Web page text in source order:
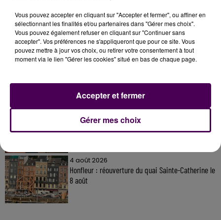
À LA UNE
31 juillet 2026
11 juillet 2026
Inscrivez-vous au casting The Voice & The Voice
Kids !
4 août 2026
Honfleur : réouverture du quai Sainte-Catherine le
8 août
Vous pouvez accepter en cliquant sur "Accepter et fermer", ou affiner en
sélectionnant les finalités et/ou partenaires dans "Gérer mes choix".
Vous pouvez également refuser en cliquant sur "Continuer sans
accepter". Vos préférences ne s'appliqueront que pour ce site. Vous
pouvez mettre à jour vos choix, ou retirer votre consentement à tout
moment via le lien "Gérer les cookies" situé en bas de chaque page.
Gérer mes choix
Accepter et fermer